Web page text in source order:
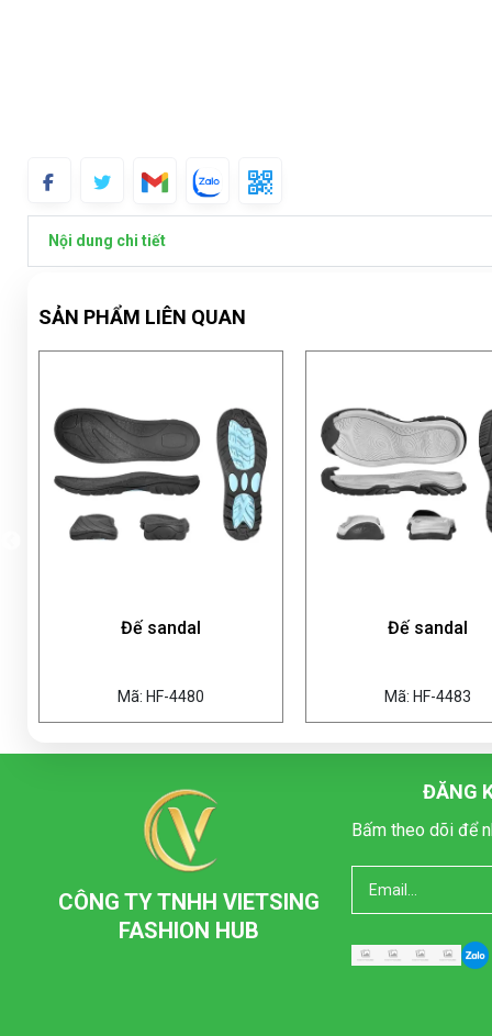
Nội dung chi tiết
SẢN PHẨM LIÊN QUAN
CÔNG TY TNHH VIETSING
FASHION HUB
ĐĂNG
Bấm theo dõi để